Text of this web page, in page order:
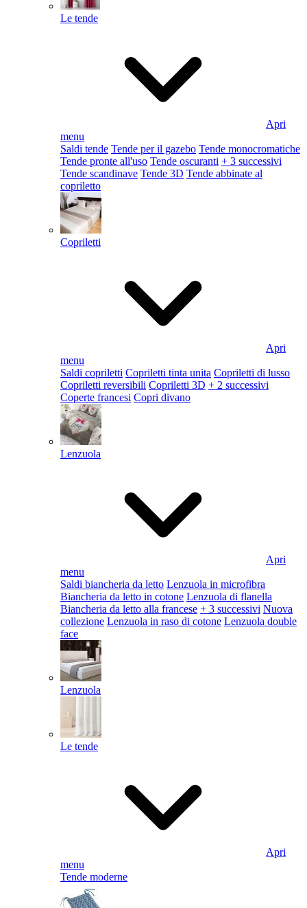
Le tende
Apri
menu
Saldi tende Tende per il gazebo Tende monocromatiche
Tende pronte all'uso Tende oscuranti + 3 successivi
Tende scandinave Tende 3D Tende abbinate al
copriletto
Copriletti
Apri
menu
Saldi copriletti Copriletti tinta unita Copriletti di lusso
Copriletti reversibili Copriletti 3D + 2 successivi
Coperte francesi Copri divano
Lenzuola
Apri
menu
Saldi biancheria da letto Lenzuola in microfibra
Biancheria da letto in cotone Lenzuola di flanella
Biancheria da letto alla francese + 3 successivi Nuova
collezione Lenzuola in raso di cotone Lenzuola double
face
Lenzuola
Le tende
Apri
menu
Tende moderne